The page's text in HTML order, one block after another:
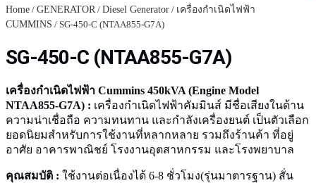
Home / GENERATOR / Diesel Generator / เครื่องกำเนิดไฟฟ้า
CUMMINS / SG-450-C (NTAA855-G7A)
SG-450-C (NTAA855-G7A)
เครื่องกำเนิดไฟฟ้า Cummins 450kVA (Engine Model
NTAA855-G7A) : เครื่องกำเนิดไฟฟ้าคัมมินส์ มีชื่อเสียงในด้าน
ความน่าเชื่อถือ ความทนทาน และกำลังเครื่องยนต์ เป็นตัวเลือก
ยอดนิยมสำหรับการใช้งานที่หลากหลาย รวมถึงร้านค้า ที่อยู่
อาศัย อาคารพาณิชย์ โรงงานอุตสาหกรรม และโรงพยาบาล
คุณสมบัติ : ใช้งานต่อเนื่องได้ 6-8 ชั่วโมง(รุ่นมาตารฐาน) สั่น